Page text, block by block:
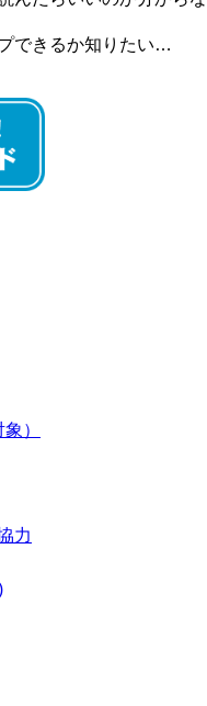
できるか知りたい…
）
力